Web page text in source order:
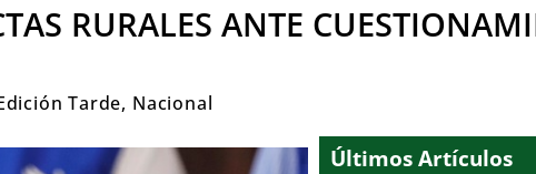
RURALES ANTE
Tarde, Nacional
Últimos Artículos